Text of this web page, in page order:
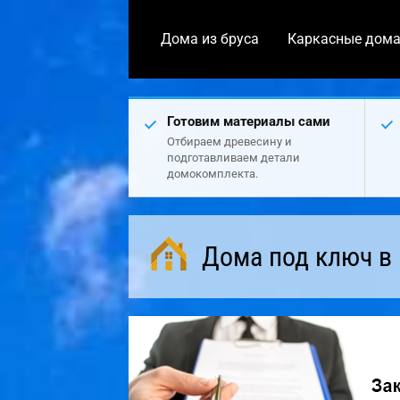
Дома из бруса Каркасные дома
Готовим материалы сами
Отбираем древесину и
подготавливаем детали
домокомплекта.
Дома под ключ в